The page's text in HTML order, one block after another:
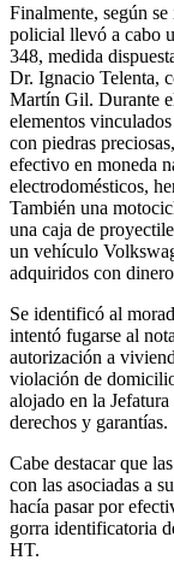
Finalmente, según
policial llevó a cabo
348, medida
Dr. Ignacio Telenta,
Martín Gil. Durante
elementos
con piedras
efectivo en moneda
electrodomésticos,
También una
una caja de
un vehículo
adquiridos con
Se identificó al
intentó fugarse al
autorización a
violación de
alojado en la
derechos y garantías.
Cabe destacar que
con las asociadas a
hacía pasar por
gorra identificatoria
HT.